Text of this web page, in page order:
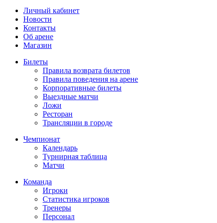
Личный кабинет
Новости
Контакты
Об арене
Магазин
Билеты
Правила возврата билетов
Правила поведения на арене
Корпоративные билеты
Выездные матчи
Ложи
Ресторан
Трансляции в городе
Чемпионат
Календарь
Турнирная таблица
Матчи
Команда
Игроки
Статистика игроков
Тренеры
Персонал